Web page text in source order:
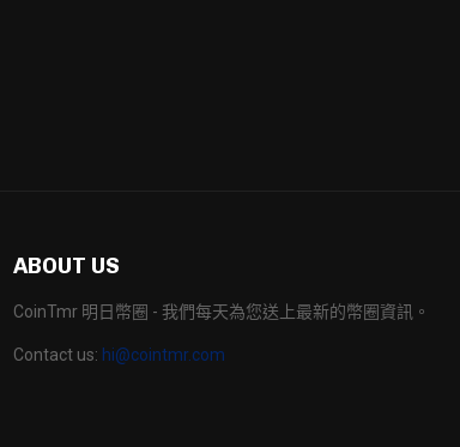
ABOUT US
CoinTmr 明日幣圈 - 我們每天為您送上最新的幣圈資訊。
Contact us: hi@cointmr.com